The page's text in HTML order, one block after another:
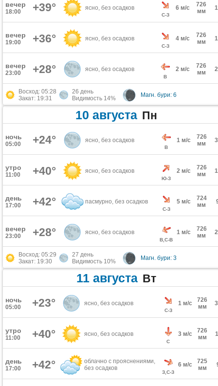
вечер
18:00 +39° ясно, без осадков
С-З
6 м/с
726
мм
вечер
19:00 +36° ясно, без осадков
С-З
4 м/с
726
мм
вечер
23:00 +28° ясно, без осадков
В
2 м/с
726
мм
Восход: 05:28
Закат: 19:31
26 день
Видимость 14%
Магн. бури: 6
10 августа Пн
ночь
05:00 +24° ясно, без осадков
В
1 м/с
726
мм
утро
11:00 +40° ясно, без осадков
Ю-З
2 м/с
726
мм
день
17:00 +42° пасмурно, без осадков
С-З
5 м/с
724
мм
вечер
23:00 +28° ясно, без осадков
В,С-В
1 м/с
726
мм
Восход: 05:29
Закат: 19:30
27 день
Видимость 10%
Магн. бури: 3
11 августа Вт
ночь
05:00 +23° ясно, без осадков
С-З
1 м/с
726
мм
утро
11:00 +40° ясно, без осадков
С
3 м/с
726
мм
день
17:00 +42°
облачно с прояснениями,
без осадков
З,С-З
6 м/с
725
мм